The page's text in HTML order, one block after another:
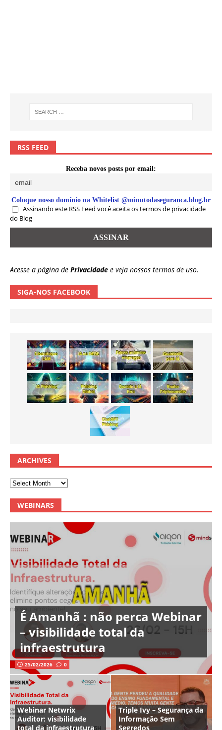
RSS FEED
Receba novos posts por email:
Coloque nosso domínio na Whitelist @minutodaseguranca.blog.br
Assinando este RSS Feed você aceita os termos de privacidade
do Blog
Acesse a página de Privacidade e veja nossos termos de uso.
SIGA-NOS FACEBOOK
ARCHIVES
WEBINARS
É Amanhã : não perca Webinar
– visibilidade total da
infraestrutura
25/02/2026 0
Webinar Netwrix
Auditor: visibilidade
total da infraestrutura
Triple Ivy – Segurança da
Informação Sem
Segredos